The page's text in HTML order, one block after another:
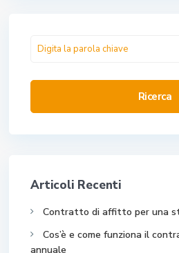
Ricerca
Articoli Recenti
Contratto di affitto per una
Cos’è e come funziona il
annuale